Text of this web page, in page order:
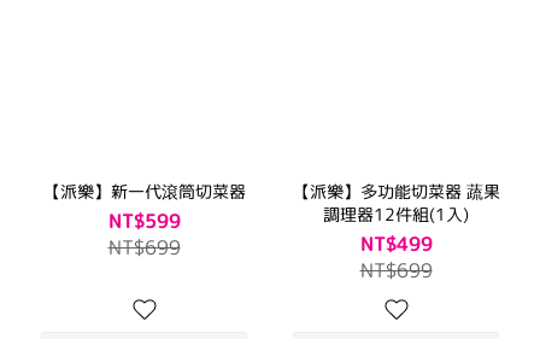
【派樂】新一代滾筒切菜器
NT$599
NT$699
【派樂】多功能切菜器 蔬果
調理器12件組(1入)
NT$499
NT$699